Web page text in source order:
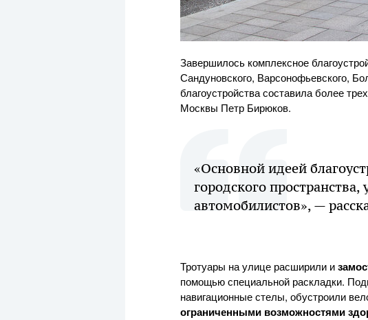
Завершилось комплексное
Сандуновского, Варсонофьевского,
благоустройства составила более
Москвы Петр Бирюков.
«Основной идеей
городского
автомобилистов», —
Тротуары на улице расширили и
помощью специальной раскладки.
навигационные стелы, обустроили
ограниченными возможностями